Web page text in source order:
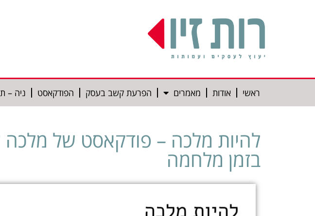
ראשי אודות מאמרים הפרעת קשב בעסק הפודקאסט ניה –
להיות מלכה – פודקאסט של מלכה
בזמן מלחמה